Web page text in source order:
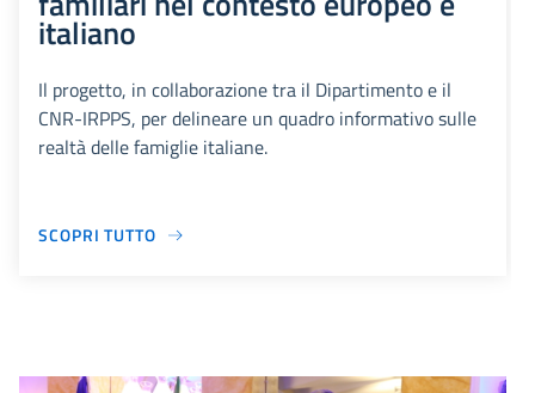
italiano
Il progetto, in collaborazione tra il Dipartimento e il
CNR-IRPPS, per delineare un quadro informativo sulle
realtà delle famiglie italiane.
SCOPRI TUTTO